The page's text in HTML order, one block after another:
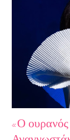
πρόεδρος της
ιστορικός
μουσικοσυνθέτης
Παπαευαγγέλου
Σκηνοθέτης:
"Ο πόλεμος δεν
Βαλούκου και τα ε...
«Ο